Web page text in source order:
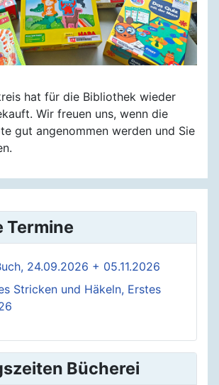
hat für die Bibliothek wieder
Wir freuen uns, wenn die
gut angenommen werden und Sie
Termine
24.09.2026 + 05.11.2026
Stricken und Häkeln, Erstes
Bücherei